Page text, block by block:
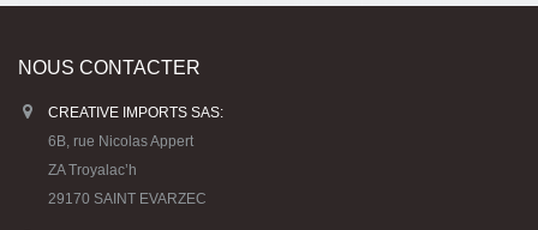
NOUS CONTACTER
CREATIVE IMPORTS SAS:
6B, rue Nicolas Appert
ZA Troyalac’h
29170 SAINT EVARZEC